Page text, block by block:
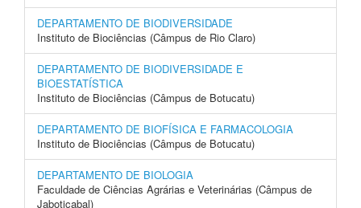
DEPARTAMENTO DE BIODIVERSIDADE
Instituto de Biociências (Câmpus de Rio Claro)
DEPARTAMENTO DE BIODIVERSIDADE E
BIOESTATÍSTICA
Instituto de Biociências (Câmpus de Botucatu)
DEPARTAMENTO DE BIOFÍSICA E FARMACOLOGIA
Instituto de Biociências (Câmpus de Botucatu)
DEPARTAMENTO DE BIOLOGIA
Faculdade de Ciências Agrárias e Veterinárias (Câmpus de
Jaboticabal)